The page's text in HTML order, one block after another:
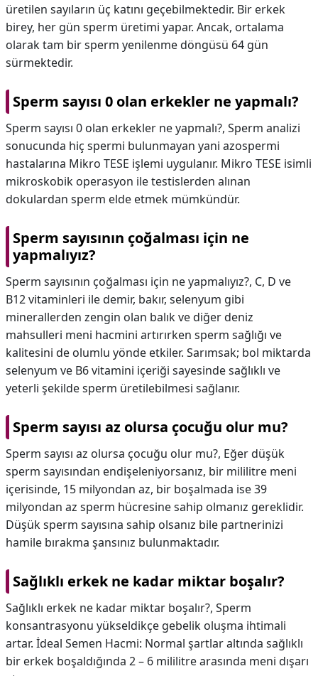
üretilen sayıların üç katını geçebilmektedir. Bir erkek
birey, her gün sperm üretimi yapar. Ancak, ortalama
olarak tam bir sperm yenilenme döngüsü 64 gün
sürmektedir.
Sperm sayısı 0 olan erkekler ne yapmalı?
Sperm sayısı 0 olan erkekler ne yapmalı?, Sperm analizi
sonucunda hiç spermi bulunmayan yani azospermi
hastalarına Mikro TESE işlemi uygulanır. Mikro TESE isimli
mikroskobik operasyon ile testislerden alınan
dokulardan sperm elde etmek mümkündür.
Sperm sayısının çoğalması için ne
yapmalıyız?
Sperm sayısının çoğalması için ne yapmalıyız?, C, D ve
B12 vitaminleri ile demir, bakır, selenyum gibi
minerallerden zengin olan balık ve diğer deniz
mahsulleri meni hacmini artırırken sperm sağlığı ve
kalitesini de olumlu yönde etkiler. Sarımsak; bol miktarda
selenyum ve B6 vitamini içeriği sayesinde sağlıklı ve
yeterli şekilde sperm üretilebilmesi sağlanır.
Sperm sayısı az olursa çocuğu olur mu?
Sperm sayısı az olursa çocuğu olur mu?, Eğer düşük
sperm sayısından endişeleniyorsanız, bir mililitre meni
içerisinde, 15 milyondan az, bir boşalmada ise 39
milyondan az sperm hücresine sahip olmanız gereklidir.
Düşük sperm sayısına sahip olsanız bile partnerinizi
hamile bırakma şansınız bulunmaktadır.
Sağlıklı erkek ne kadar miktar boşalır?
Sağlıklı erkek ne kadar miktar boşalır?, Sperm
konsantrasyonu yükseldikçe gebelik oluşma ihtimali
artar. İdeal Semen Hacmi: Normal şartlar altında sağlıklı
bir erkek boşaldığında 2 – 6 mililitre arasında meni dışarı